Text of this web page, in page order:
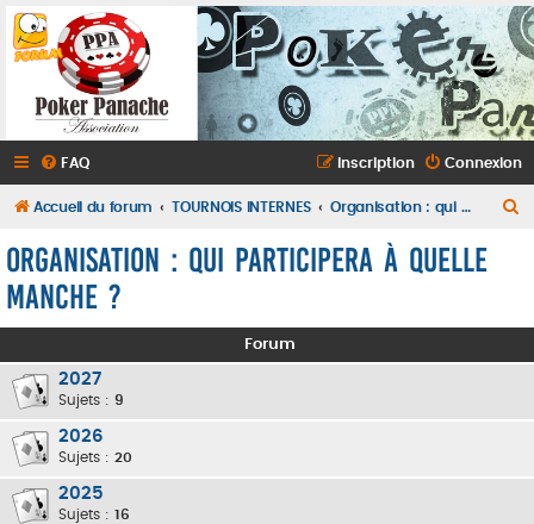
FAQ Connexion
Inscription
Accueil du forum TOURNOIS INTERNES Organisation : qui participera à quelle manche ?
e
r
h
Organisation : qui participera à quelle
manche ?
Forum
2027
Sujets : 9
2026
Sujets : 20
2025
Sujets : 16